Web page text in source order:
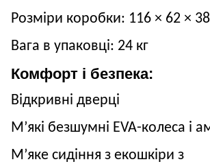
Розміри коробки: 116 × 62 × 38
Вага в упаковці: 24 кг
Комфорт і безпека:
Відкривні дверці
М’які безшумні EVA-колеса і
М’яке сидіння з екошкіри з